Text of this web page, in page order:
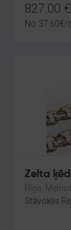
827.00 €
No 37.60€/
Zelta
Rīga,
Stāvoklis